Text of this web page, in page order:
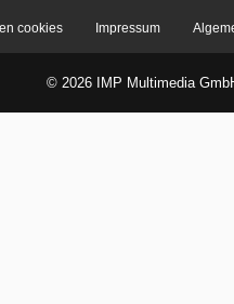
cookies Impressum
© 2026 IMP Multimedia